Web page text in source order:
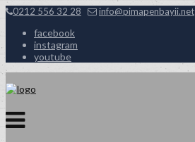
0212 556 32 28 info@pimapenbayii.net
facebook
instagram
youtube